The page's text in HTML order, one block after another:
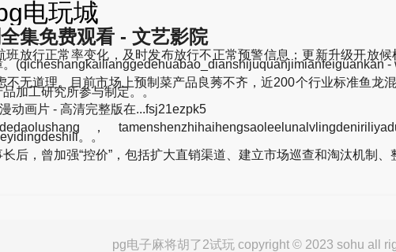
电玩城
集免费观看 - 文艺影院
行正常率变化，及时发布放行不正常预警信息；更新升级开放
(qicheshangkailianggedehuabao_dianshijuquanjimianfeiguankan
道理。目前市场上预制菜产品良莠不齐，近200个行业标准鱼龙
加工研究所参与制定。。
动画片 - 高清完整版在...fsj21ezpk5
，
。。
，曾加强“控价”，包括扩大直销渠道、建立市场巡查和淘汰机制、
pg电子麻将胡了2试玩 copyright © 2023 sohu all